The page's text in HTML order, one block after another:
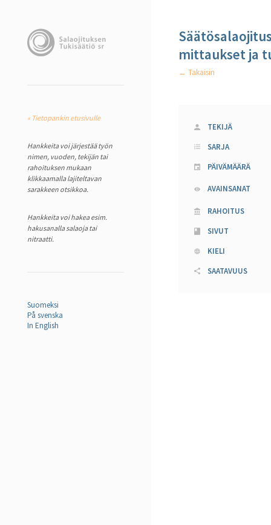
« Tietopankin etusivulle
Hankkeita voi järjestää työn
nimen, vuoden, tekijän tai
rahoituksen mukaan
klikkaamalla lajiteltavan
sarakkeen otsikkoa.
Hankkeita voi hakea esim.
hakusanalla salaoja tai
nitraatti.
Suomeksi
På svenska
In English
mittaukset ja
← Takaisin
TEKIJÄ
SARJA
PÄIVÄMÄÄRÄ
AVAINSANAT
RAHOITUS
SIVUT
KIELI
SAATAVUUS